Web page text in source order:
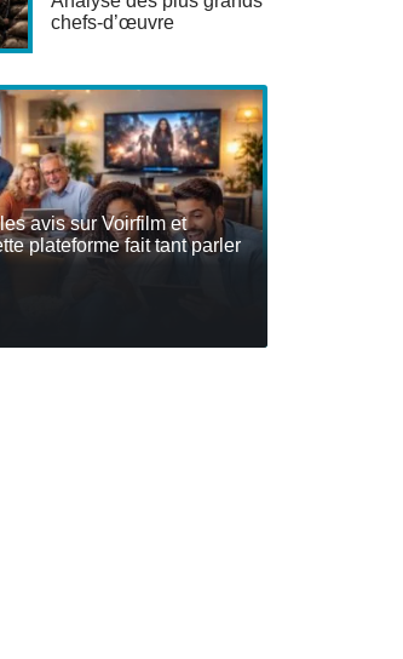
chefs-d’œuvre
avis sur Voirfilm et
plateforme fait tant parler